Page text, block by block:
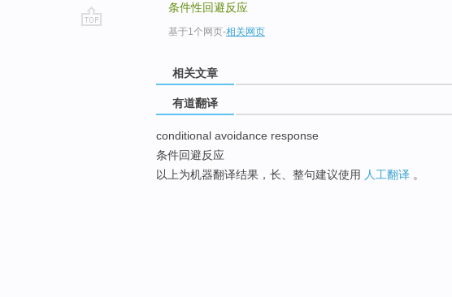
条件性回避反应
基于1个网页-相关网页
相关文章
有道翻译
conditional avoidance response
条件回避反应
以上为机器翻译结果，长、整句建议使用 人工翻译 。